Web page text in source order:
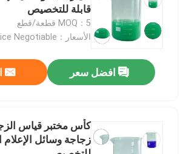
اطلب اقتباس
المواد الخام الكيميائية اليومية
الوسطيات الكيميائية الدقيقة
قابلة للتخصيص
MOQ：5 قطعة/قطع
الأسعار：Price Negotiable
افضل سعر
زجاجة وسائل الإعلام